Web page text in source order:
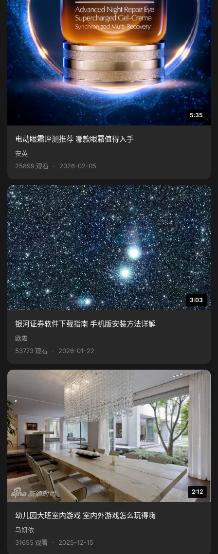
5:35
电动眼霜评测推荐 哪款眼霜值得入手
安英
25899 观看
· 2026-02-05
3:03
银河证券软件下载指南 手机版安装方法详解
欧霜
53773 观看
· 2026-01-22
2:12
幼儿园大班室内游戏 室内外游戏怎么玩得嗨
马妍依
31655 观看
· 2025-12-15